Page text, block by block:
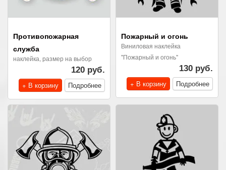
Противопожарная
служба
наклейка, размер на выбор
120 руб.
+ В корзину
Подробнее
Пожарный и огонь
Виниловая наклейка
"Пожарный и огонь"
130 руб.
+ В корзину
Подробнее